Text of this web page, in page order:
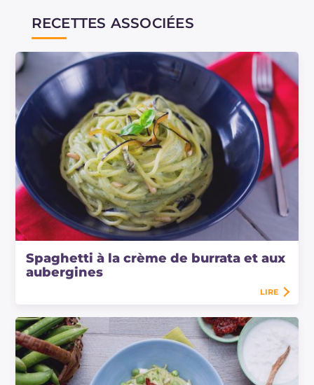
RECETTES ASSOCIÉES
Spaghetti à la crème de burrata et aux
aubergines
LIRE